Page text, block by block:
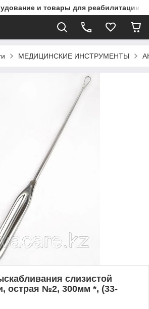
и товары для реабилитации
МЕДИЦИНСКИЕ ИНСТРУМЕНТЫ
слизистой
острая №2, 300мм *, (33-